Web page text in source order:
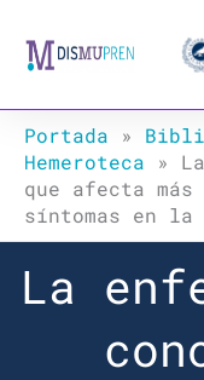
Portada »
Hemeroteca »
que afecta
síntomas en
La